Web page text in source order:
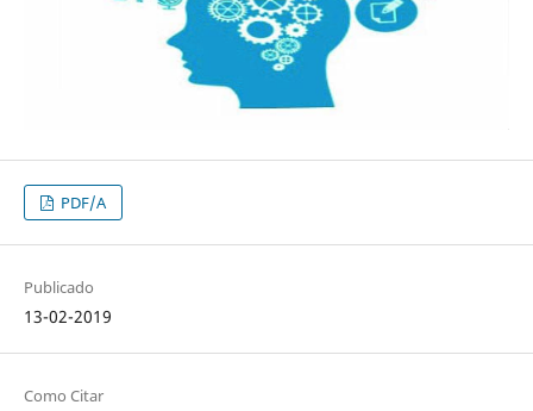
PDF/A
Publicado
13-02-2019
Como Citar